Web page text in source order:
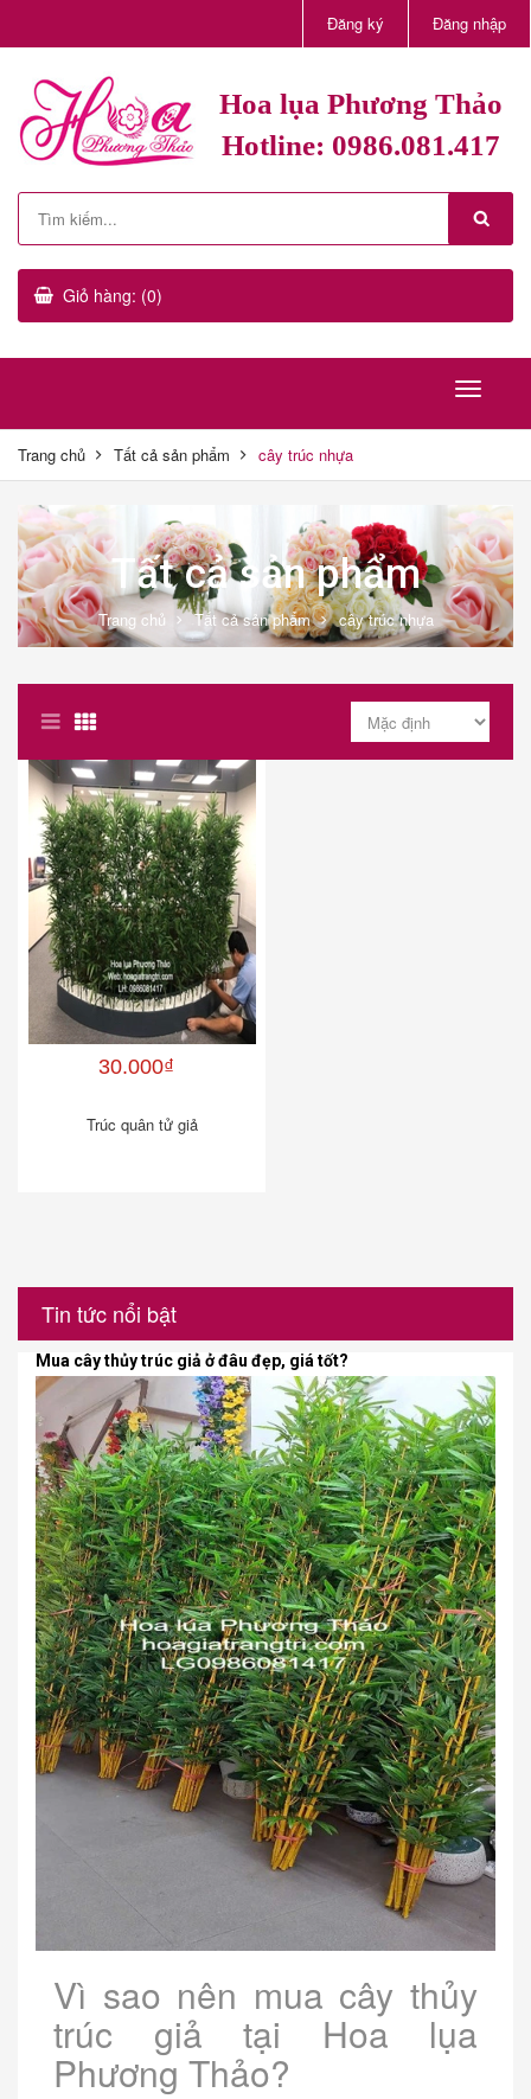
Đăng ký Đăng nhập
Hoa lụa Phương Thảo
Hotline: 0986.081.417
Giỏ hàng: (0)
Trang chủ Tất cả sản phẩm cây trúc nhựa
Tất cả sản phẩm
Trang chủ Tất cả sản phẩm cây trúc nhựa
30.000₫
Trúc quân tử giả
Tin tức nổi bật
Mua cây thủy trúc giả ở đâu đẹp, giá tốt?
Vì sao nên mua cây thủy
trúc giả tại Hoa lụa
Phương Thảo?